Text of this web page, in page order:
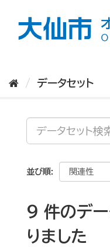
データセット
並び順
9 件のデー
りました